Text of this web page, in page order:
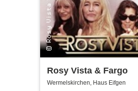
Rosy Vista & Fargo
Wermelskirchen, Haus Eifgen